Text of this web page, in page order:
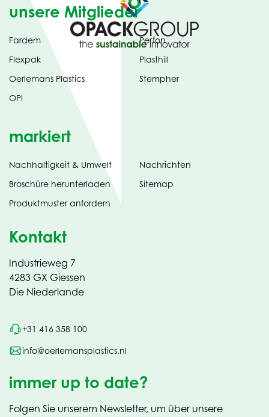
unsere Mitglieder
Fardem
Flexpak
Oerlemans Plastics
OPI
Perfon
Plasthill
Stempher
markiert
Nachhaltigkeit & Umwelt
Broschüre herunterladen(opens
in
new
Produktmuster anfordern
Nachrichten
Sitemap
Kontakt
Industrieweg 7
4283 GX Giessen
Die Niederlande
+31 416 358 100
info@oerlemansplastics.nl
immer up to date?
Folgen Sie unserem Newsletter, um über unsere